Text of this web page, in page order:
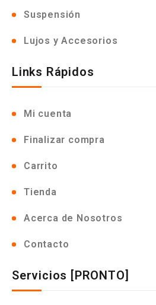
Suspensión
Lujos y Accesorios
Links Rápidos
Mi cuenta
Finalizar compra
Carrito
Tienda
Acerca de Nosotros
Contacto
Servicios [PRONTO]